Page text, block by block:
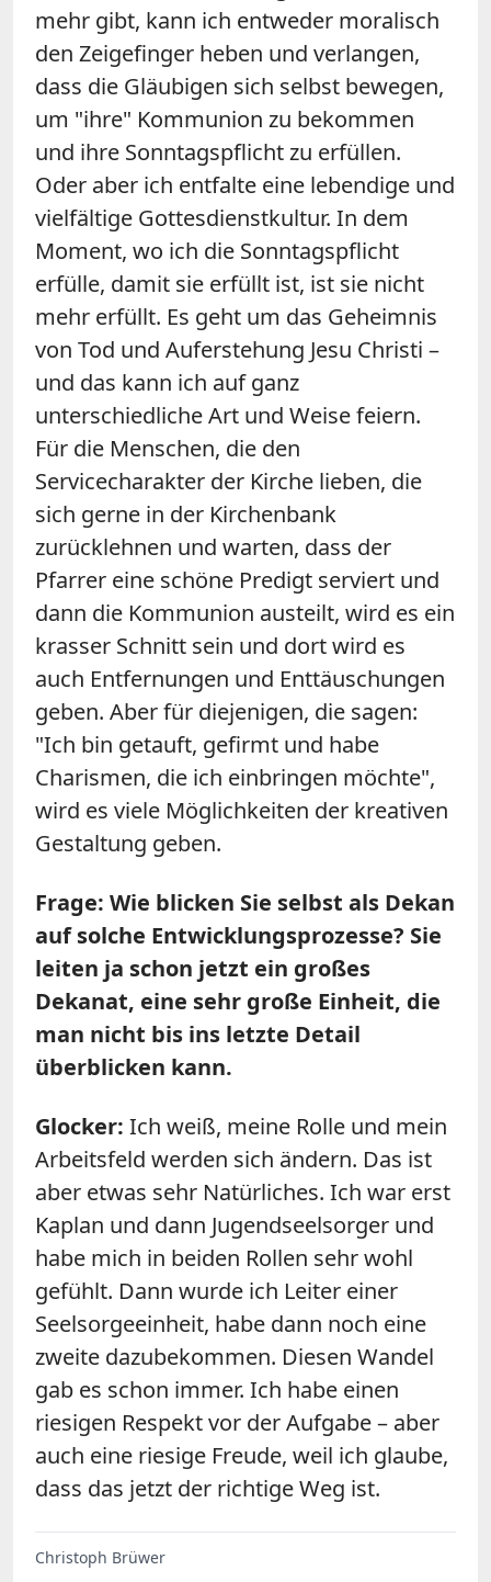
mehr gibt, kann ich entweder moralisch
den Zeigefinger heben und verlangen,
dass die Gläubigen sich selbst bewegen,
um "ihre" Kommunion zu bekommen
und ihre Sonntagspflicht zu erfüllen.
Oder aber ich entfalte eine lebendige und
vielfältige Gottesdienstkultur. In dem
Moment, wo ich die Sonntagspflicht
erfülle, damit sie erfüllt ist, ist sie nicht
mehr erfüllt. Es geht um das Geheimnis
von Tod und Auferstehung Jesu Christi –
und das kann ich auf ganz
unterschiedliche Art und Weise feiern.
Für die Menschen, die den
Servicecharakter der Kirche lieben, die
sich gerne in der Kirchenbank
zurücklehnen und warten, dass der
Pfarrer eine schöne Predigt serviert und
dann die Kommunion austeilt, wird es ein
krasser Schnitt sein und dort wird es
auch Entfernungen und Enttäuschungen
geben. Aber für diejenigen, die sagen:
"Ich bin getauft, gefirmt und habe
Charismen, die ich einbringen möchte",
wird es viele Möglichkeiten der kreativen
Gestaltung geben.
Frage: Wie blicken Sie selbst als Dekan
auf solche Entwicklungsprozesse? Sie
leiten ja schon jetzt ein großes
Dekanat, eine sehr große Einheit, die
man nicht bis ins letzte Detail
überblicken kann.
Glocker: Ich weiß, meine Rolle und mein
Arbeitsfeld werden sich ändern. Das ist
aber etwas sehr Natürliches. Ich war erst
Kaplan und dann Jugendseelsorger und
habe mich in beiden Rollen sehr wohl
gefühlt. Dann wurde ich Leiter einer
Seelsorgeeinheit, habe dann noch eine
zweite dazubekommen. Diesen Wandel
gab es schon immer. Ich habe einen
riesigen Respekt vor der Aufgabe – aber
auch eine riesige Freude, weil ich glaube,
dass das jetzt der richtige Weg ist.
Christoph Brüwer